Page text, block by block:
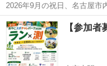
2026年9月の祝日、名古屋市
派・車毅斉系）』の4時間講
本姿勢である【三体式站樁
推掌】、そして、５種類の...
愛知 名古屋市 太閤
【参加